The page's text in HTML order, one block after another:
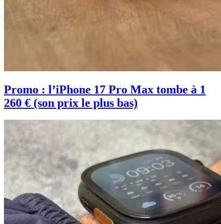
Promo : l’iPhone 17 Pro Max tombe à 1
260 € (son prix le plus bas)